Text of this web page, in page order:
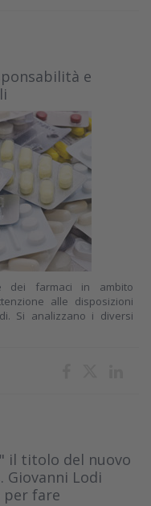
e
dei farmaci in ambito
alle disposizioni
Si analizzano i diversi
il titolo del nuovo
Giovanni Lodi
per fare